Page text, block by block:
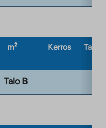
m² Kerros
Talo B